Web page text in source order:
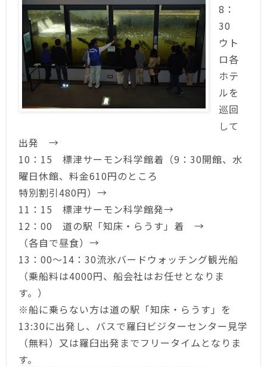
8：
30
ウト
ロ各
ホテ
ルを
巡回
して
出発 →
10：15 標津サーモン科学館着（9：30開館、水
曜日休館、料金610円のところ
特別割引480円）→
11：15 標津サーモン科学館発→
12：00 道の駅「知床・らうす」着 →
（各自で昼食）→
13：00～14：30流氷バードウォッチング観光船
（乗船料は4000円、船会社はお任せとなりま
す。）
※船に乗らない方は道の駅「知床・らうす」を
13:30に出発し、バスで羅臼ビジターセンター見学
（無料）又は羅臼出発までフリータイムとなりま
す。